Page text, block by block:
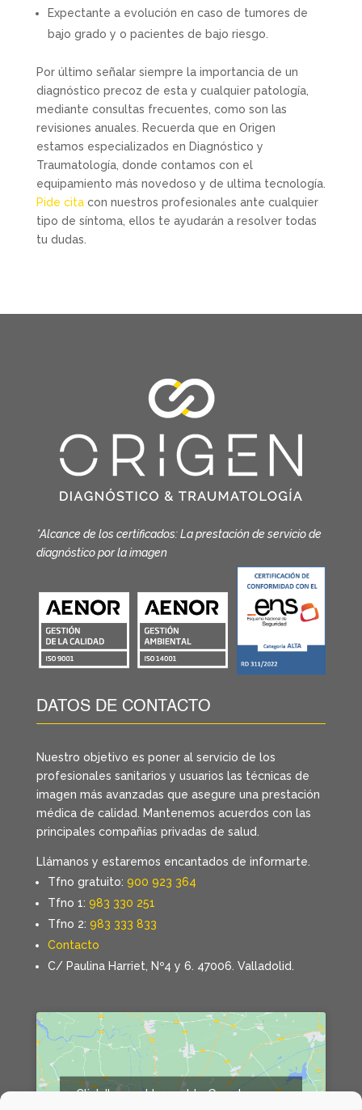
Expectante a evolución en caso de tumores de
bajo grado y o pacientes de bajo riesgo.
Por último señalar siempre la importancia de un
diagnóstico precoz de esta y cualquier patología,
mediante consultas frecuentes, como son las
revisiones anuales. Recuerda que en Origen
estamos especializados en Diagnóstico y
Traumatología, donde contamos con el
equipamiento más novedoso y de ultima tecnología.
Pide citacon nuestros profesionales ante cualquier
tipo de síntoma, ellos te ayudarán a resolver todas
tu dudas.
*Alcance de los certificados: La prestación de servicio de
diagnóstico por la imagen
DATOS DE CONTACTO
Nuestro objetivo es poner al servicio de los
profesionales sanitarios y usuarios las técnicas de
imagen más avanzadas que asegure una prestación
médica de calidad. Mantenemos acuerdos con las
principales compañías privadas de salud.
Llámanos y estaremos encantados de informarte.
Tfno gratuito: 900 923 364
Tfno 1: 983 330 251
Tfno 2: 983 333 833
Contacto
C/ Paulina Harriet, Nº4 y 6. 47006. Valladolid.
Click 'I agree' to enable Google maps